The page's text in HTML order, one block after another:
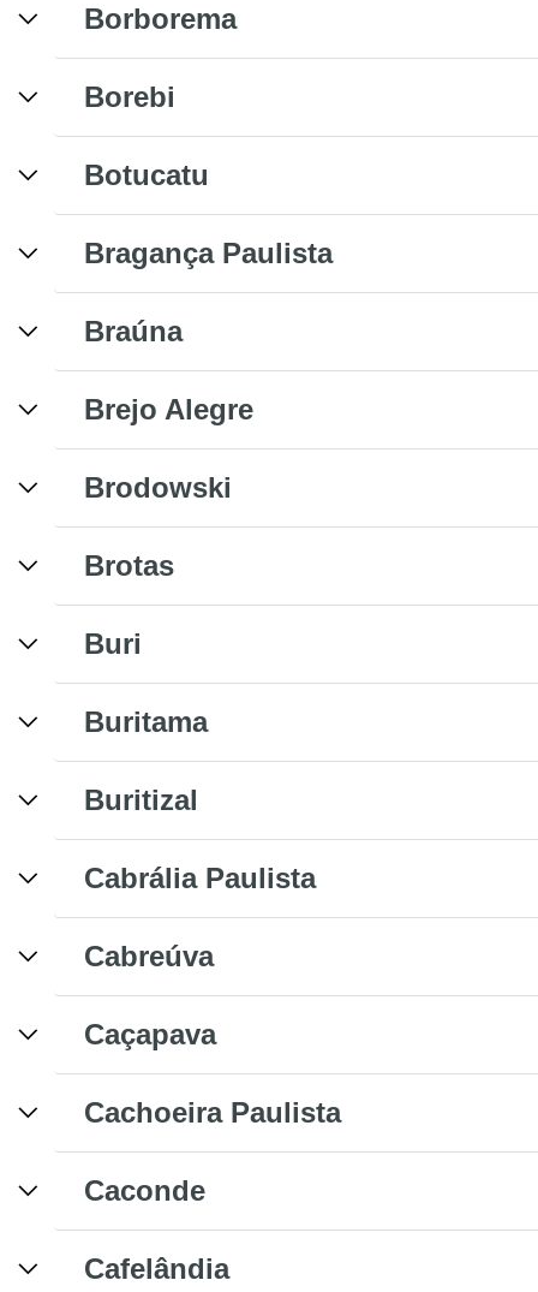
Borborema
Borebi
Botucatu
Bragança Paulista
Braúna
Brejo Alegre
Brodowski
Brotas
Buri
Buritama
Buritizal
Cabrália Paulista
Cabreúva
Caçapava
Cachoeira Paulista
Caconde
Cafelândia